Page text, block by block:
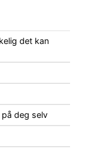
det kan
deg selv